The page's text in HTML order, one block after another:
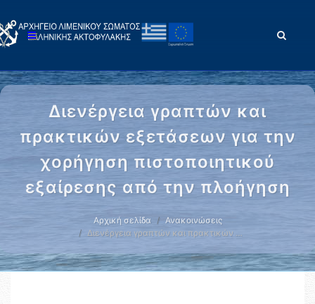
Διενέργεια γραπτών και
πρακτικών εξετάσεων για την
χορήγηση πιστοποιητικού
εξαίρεσης από την πλοήγηση
Αρχική σελίδα
Ανακοινώσεις
Διενέργεια γραπτών και πρακτικών …